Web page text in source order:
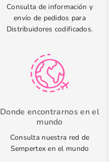
Consulta de información y
envío de pedidos para
Distribuidores codificados.
Donde encontrarnos en el
mundo
Consulta nuestra red de
Sempertex en el mundo